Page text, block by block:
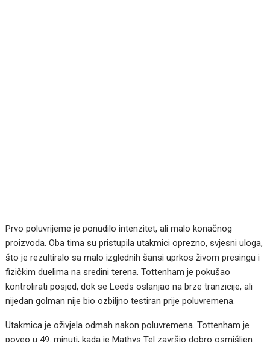
Prvo poluvrijeme je ponudilo intenzitet, ali malo konačnog
proizvoda. Oba tima su pristupila utakmici oprezno, svjesni uloga,
što je rezultiralo sa malo izglednih šansi uprkos živom presingu i
fizičkim duelima na sredini terena. Tottenham je pokušao
kontrolirati posjed, dok se Leeds oslanjao na brze tranzicije, ali
nijedan golman nije bio ozbiljno testiran prije poluvremena.
Utakmica je oživjela odmah nakon poluvremena. Tottenham je
poveo u 49. minuti, kada je Mathys Tel završio dobro osmišljen